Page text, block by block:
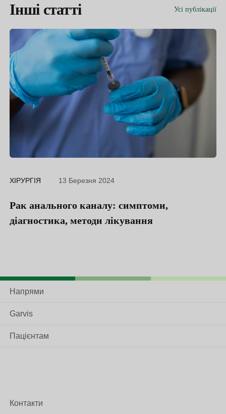
Інші статті Усі публікації
ХІРУРГІЯ 13 Березня 2024
Рак анального каналу: симптоми,
діагностика, методи лікування
Напрями
Garvis
Пацієнтам
Контакти